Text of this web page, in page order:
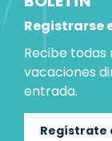
Registrarse
Recibe todas
vacaciones
entrada.
Regístrate